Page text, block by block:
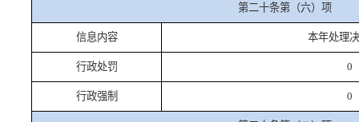
第二十条第（六）项
信息内容 本年处理
行政处罚 0
行政强制 0